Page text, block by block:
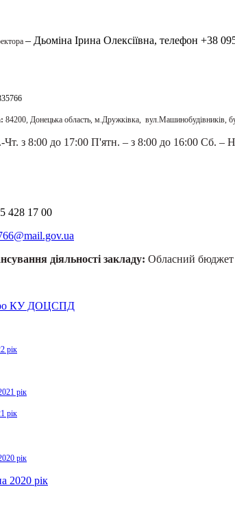
– Дьоміна Ірина Олексіївна, телефон +38
84200, Донецька область, м.Дружківка, вул.Машинобудівників,
з 8:00 до 17:00 П'ятн. – з 8:00 до 16:00 Сб. –
428 17 00
діяльності закладу: Обласний бюджет
КУ ДОЦСПД
рік
рік
рік
рік
2020 рік